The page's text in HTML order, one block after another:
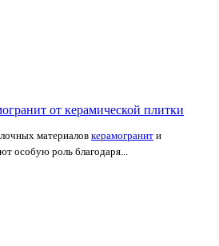
от керамической плитки
материалов керамогранит и
особую роль благодаря...